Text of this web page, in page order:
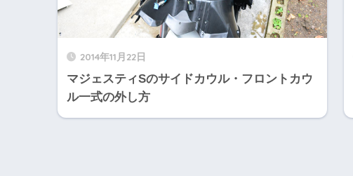
2014年11月22日
マジェスティSのサイドカウル・フロントカウ
ル一式の外し方